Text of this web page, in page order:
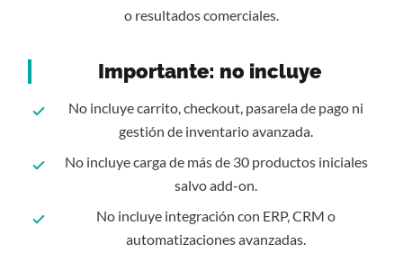
o resultados comerciales.
Importante: no incluye
No incluye carrito, checkout, pasarela de pago ni
gestión de inventario avanzada.
No incluye carga de más de 30 productos iniciales
salvo add-on.
No incluye integración con ERP, CRM o
automatizaciones avanzadas.